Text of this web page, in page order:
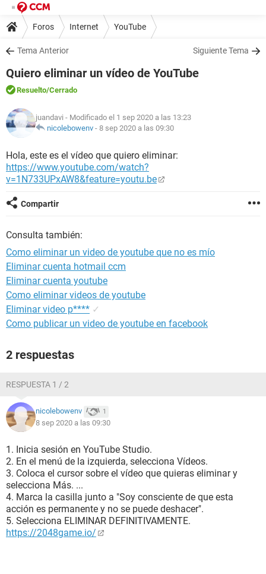
Foros Internet YouTube
Tema Anterior Siguiente Tema
Quiero eliminar un vídeo de YouTube
Resuelto/Cerrado
juandavi - Modificado el 1 sep 2020 a las 13:23
nicolebowenv - 8 sep 2020 a las 09:30
Hola, este es el vídeo que quiero eliminar:
https://www.youtube.com/watch?
v=1N733UPxAW8&feature=youtu.be
Compartir
Consulta también:
Como eliminar un video de youtube que no es mío
Eliminar cuenta hotmail ccm
Eliminar cuenta youtube
Como eliminar videos de youtube
Eliminar video p**** ✓
Como publicar un video de youtube en facebook
2 respuestas
RESPUESTA 1 / 2
nicolebowenv 1
8 sep 2020 a las 09:30
1. Inicia sesión en YouTube Studio.
2. En el menú de la izquierda, selecciona Vídeos.
3. Coloca el cursor sobre el vídeo que quieras eliminar y
selecciona Más. ...
4. Marca la casilla junto a "Soy consciente de que esta
acción es permanente y no se puede deshacer".
5. Selecciona ELIMINAR DEFINITIVAMENTE.
https://2048game.io/